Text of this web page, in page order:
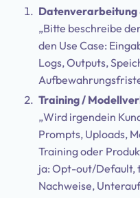
Datenverarbeitung
„Bitte beschreibe
den Use Case:
Logs, Outputs,
Training /
„Wird irgendein
Prompts, Uploads,
Training oder
ja: Opt-out/Default,
Nachweise,